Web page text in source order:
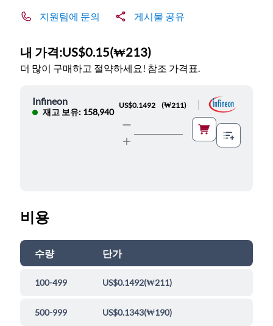
지원팀에 문의 게시물 공유
내 가격:US$0.15(₩213)
더 많이 구매하고 절약하세요! 참조 가격표.
Infineon
재고 보유: 158,940
US$0.1492 (₩211)
비용
수량 단가
100-499 US$0.1492(₩211)
500-999 US$0.1343(₩190)